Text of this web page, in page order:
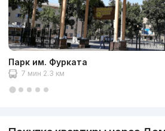
Парк им. Фурката
7 мин 2.3 км